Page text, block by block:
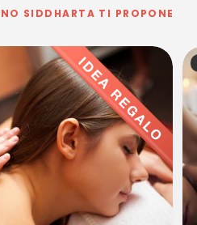
SIDDHARTA TI PROPONE